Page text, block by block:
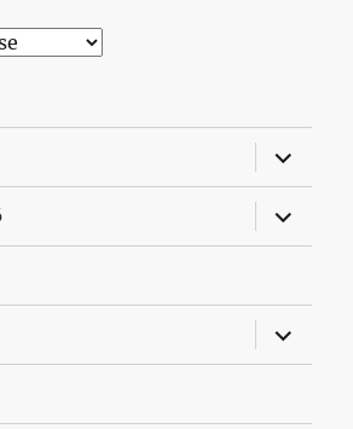
almenü
almenü
almenü